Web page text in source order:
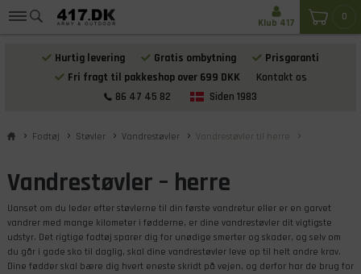
Hurtig levering Gratis ombytning
Prisgaranti
Fri fragt til pakkeshop over 699 DKK
Kontakt os
86 47 45 82
Siden 1983
0
Klub 417
Fodtøj Støvler Vandrestøvler Vandrestøvler til herre
Vandrestøvler – herre
Uanset om du leder efter støvlerne til din første vandretur eller er en garvet
vandrer med mange kilometer i fødderne, er dine vandrestøvler dit vigtigste
udstyr. Det rigtige fodtøj sparer dig for unødige smerter og skader, og selv om
du går i gode sko til daglig, skal dine vandrestøvler leve op til helt andre krav.
Dine fødder skal bære dig hvert eneste skridt på vejen, og derfor har de brug for